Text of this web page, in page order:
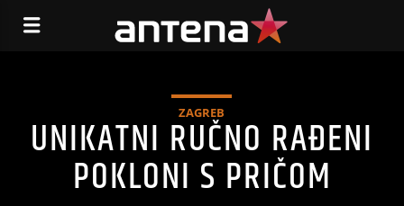
ZAGREB
UNIKATNI RUČNO RAĐENI
POKLONI S PRIČOM